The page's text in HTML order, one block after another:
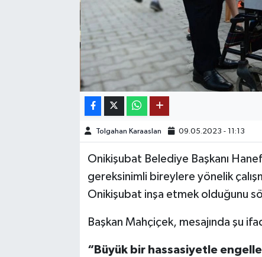
Tolgahan Karaaslan 09.05.2023 - 11:13
Onikişubat Belediye Başkanı
gereksinimli bireylere yönelik
Onikişubat inşa etmek olduğunu
Başkan Mahçiçek, mesajında şu
“Büyük bir hassasiyetle
KÜLTÜR SANAT